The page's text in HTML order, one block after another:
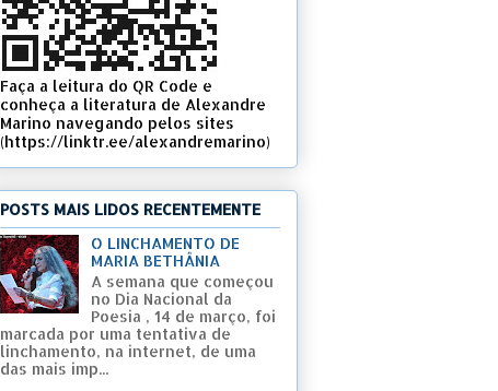
Faça a leitura do QR Code e
conheça a literatura de Alexandre
Marino navegando pelos sites
(https://linktr.ee/alexandremarino)
POSTS MAIS LIDOS RECENTEMENTE
O LINCHAMENTO DE
MARIA BETHÂNIA
A semana que começou
no Dia Nacional da
Poesia , 14 de março, foi
marcada por uma tentativa de
linchamento, na internet, de uma
das mais imp...